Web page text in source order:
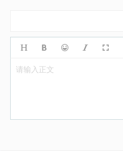
请输入正文